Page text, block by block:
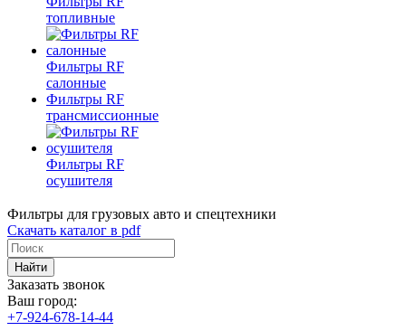
топливные
Фильтры RF
салонные
Фильтры RF
трансмиссионные
Фильтры RF
осушителя
Фильтры для грузовых авто и спецтехники
Скачать каталог в pdf
Найти
Заказать звонок
Ваш город:
+7-924-678-14-44‬